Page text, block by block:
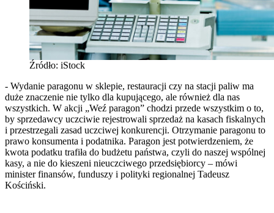
Źródło: iStock
- Wydanie paragonu w sklepie, restauracji czy na stacji paliw ma
duże znaczenie nie tylko dla kupującego, ale również dla nas
wszystkich. W akcji „Weź paragon” chodzi przede wszystkim o to,
by sprzedawcy uczciwie rejestrowali sprzedaż na kasach fiskalnych
i przestrzegali zasad uczciwej konkurencji. Otrzymanie paragonu to
prawo konsumenta i podatnika. Paragon jest potwierdzeniem, że
kwota podatku trafiła do budżetu państwa, czyli do naszej wspólnej
kasy, a nie do kieszeni nieuczciwego przedsiębiorcy – mówi
minister finansów, funduszy i polityki regionalnej Tadeusz
Kościński.